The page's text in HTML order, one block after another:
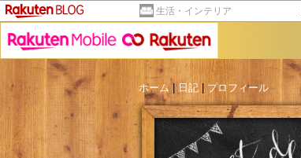
生活・インテリア
ホーム | 日記 プロフィール